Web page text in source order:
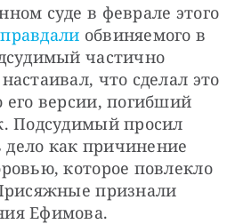
суде в феврале этого
обвиняемого в
частично
что сделал это
его версии, погибший
Подсудимый просил
как причинение
которое повлекло
признали
Ефимова.